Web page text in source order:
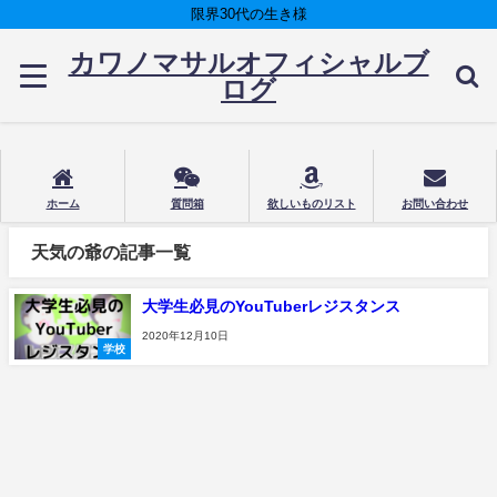
限界30代の生き様
カワノマサルオフィシャルブ
ログ
ホーム 質問箱 欲しいものリスト お問い合わせ
天気の爺の記事一覧
学校
大学生必見のYouTuberレジスタンス
2020年12月10日